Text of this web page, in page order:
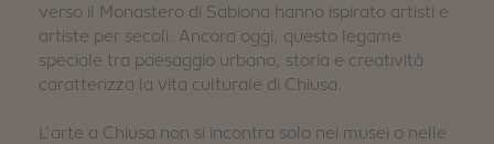
verso il Monastero di Sabiona hanno ispirato artisti e
artiste per secoli. Ancora oggi, questo legame
speciale tra paesaggio urbano, storia e creatività
caratterizza la vita culturale di Chiusa.
L’arte a Chiusa non si incontra solo nei musei o nelle